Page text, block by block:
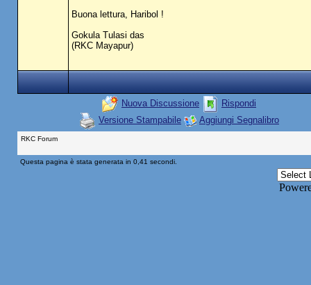
Buona lettura, Haribol !
Gokula Tulasi das
(RKC Mayapur)
Nuova Discussione
Rispondi
Versione Stampabile
Aggiungi Segnalibro
RKC Forum
Questa pagina è stata generata in 0,41 secondi.